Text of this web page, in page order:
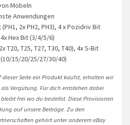
Möbeln
Anwendungen
2x PH2, PH3), 4 x Pozidriv Bit
Hex Bit (3/4/5/6)
T20, T25, T27, T30, T40), 4x S-Bit
15/20/25/27/30/40)
Seite ein Produkt kaufst, erhalten wir
Vergütung. Für dich entstehen dabei
frei wo du bestellst. Diese Provisionen
auf unsere Beiträge. Zu den
gehört unter anderem eBay